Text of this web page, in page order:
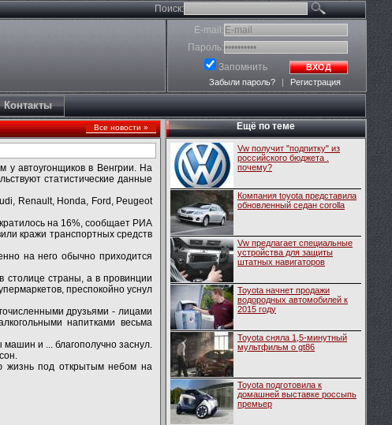
Поиск:
E-mail:
Пароль:
Запомнить
ВХОД
Забыли пароль?
| Регистрация
Контакты
Все новости »
у автоугонщиков в Венгрии. На
статистические данные
Renault, Honda, Ford, Peugeot
на 16%, сообщает РИА
кражи транспортных средств
на него обычно приходится
столице страны, а в провинции
преспокойно уснул
друзьями - лицами
напитками весьма
и ... благополучно заснул.
жизнь под открытым небом на
Ещё по теме
Vw получит "подпитку" из
российского бюджета .
почему?
Компания toyota представила
обновленный седан corolla
Vw предлагает специальные
устройства для защиты
штатных навигаторов
Toyota начнет продажи
водородных автомобилей к
2015 году
Toyota сняла 1,5-минутный
мультфильм о gt86
Toyota подготовила к
домашней выставке россыпь
премьер